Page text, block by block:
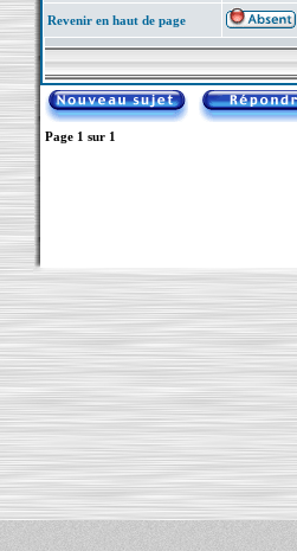
Revenir en haut de page
Page 1 sur 1